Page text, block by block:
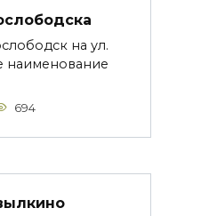
на ул.
наименование
694